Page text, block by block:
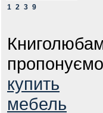
1 2 3 9
пропонуємо
купить
мебель